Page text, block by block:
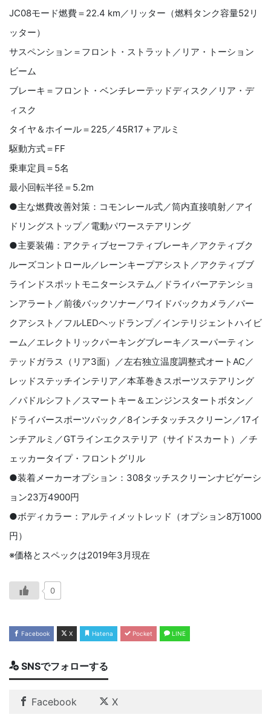
JC08モード燃費＝ 22.4 km／リッター（燃料タンク容量52 リ
ッター）
サスペンション＝フロント・ストラット／リア・トーション
ビーム
ブレーキ＝フロント・ベンチレーテッドディスク／リア・デ
ィスク
タイヤ＆ホイール＝ 225／45R17 ＋アルミ
駆動方式＝ FF
乗車定員＝ 5名
最小回転半径＝ 5.2m
●主な燃費改善対策：コモンレール式／筒内直接噴射／アイ
ドリングストップ／電動パワーステアリング
●主要装備：アクティブセーフティブレーキ／アクティブク
ルーズコントロール／レーンキープアシスト／アクティブブ
ラインドスポットモニターシステム／ドライバーアテンショ
ンアラート／前後バックソナー／ワイドバックカメラ／パー
クアシスト／フルLEDヘッドランプ／インテリジェントハイビ
ーム／エレクトリックパーキングブレーキ／スーパーティン
テッドガラス（リア3面）／左右独立温度調整式オートAC／
レッドステッチインテリア／本革巻きスポーツステアリング
／パドルシフト／スマートキー＆エンジンスタートボタン／
ドライバースポーツパック／8インチタッチスクリーン／17イ
ンチアルミ／GTラインエクステリア（サイドスカート）／チ
ェッカータイプ・フロントグリル
●装着メーカーオプション： 308タッチスクリーンナビゲーシ
ョン23万4900円
●ボディカラー：アルティメットレッド（オプション8万1000
円）
※価格とスペックは2019年3月現在
0
Facebook X Hatena Pocket LINE
SNSでフォローする
Facebook X